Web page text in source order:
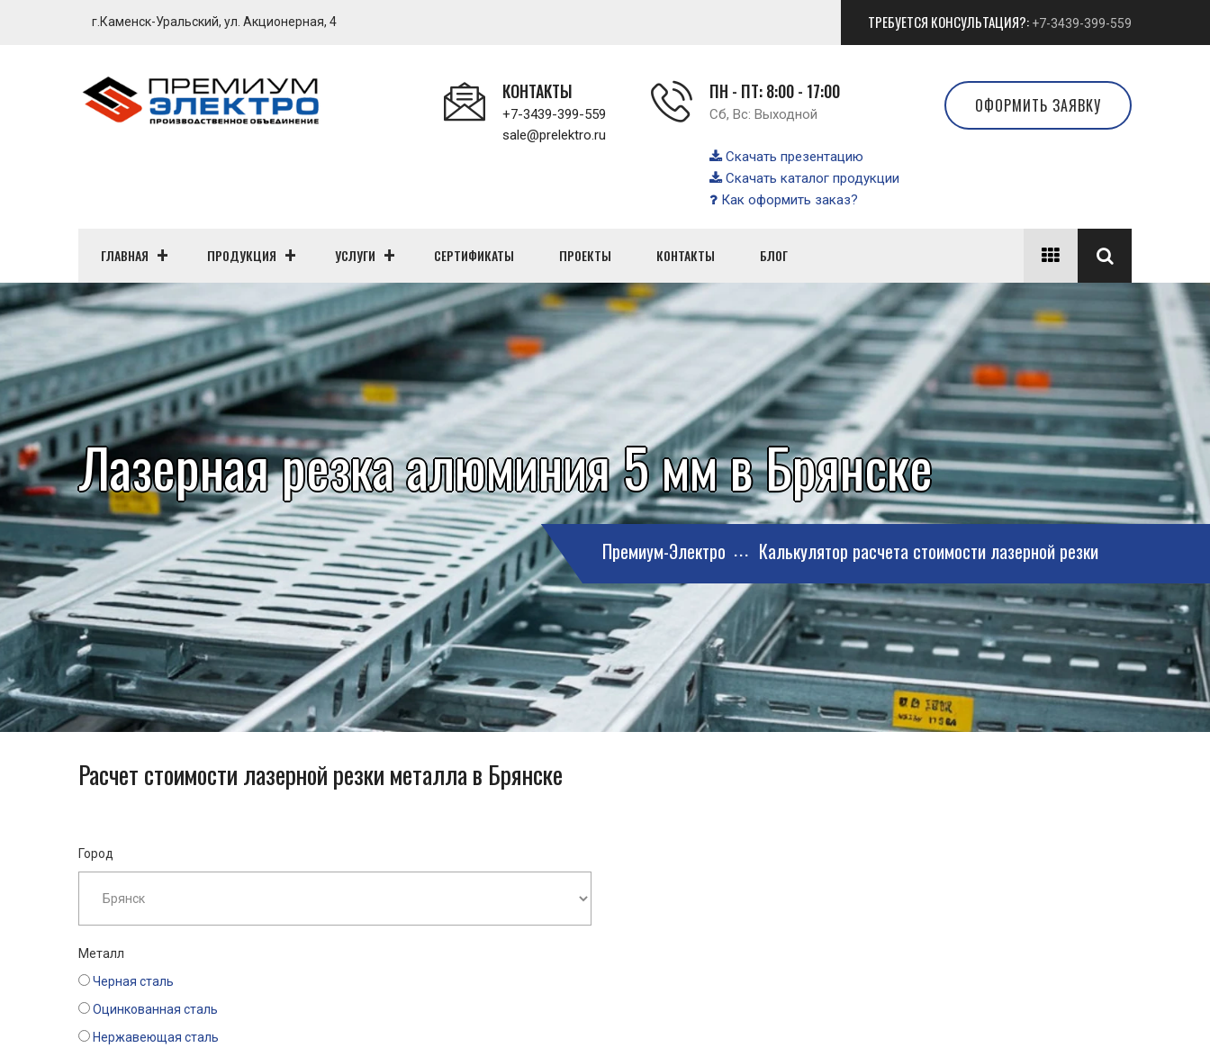
г.Каменск-Уральский, ул. Акционерная, 4 ТРЕБУЕТСЯ КОНСУЛЬТАЦИЯ?: +7-3439-399-559
КОНТАКТЫ
+7-3439-399-559
sale@prelektro.ru
ПН - ПТ: 8:00 - 17:00
Сб, Вс: Выходной
Скачать презентацию
Скачать каталог продукции
Как оформить заказ?
ОФОРМИТЬ ЗАЯВКУ
ГЛАВНАЯ ПРОДУКЦИЯ УСЛУГИ СЕРТИФИКАТЫ ПРОЕКТЫ КОНТАКТЫ БЛОГ
Лазерная резка алюминия 5 мм в Брянске
Премиум-Электро Калькулятор расчета стоимости лазерной резки
Расчет стоимости лазерной резки металла в Брянске
Город
Металл
Черная сталь
Оцинкованная сталь
Нержавеющая сталь